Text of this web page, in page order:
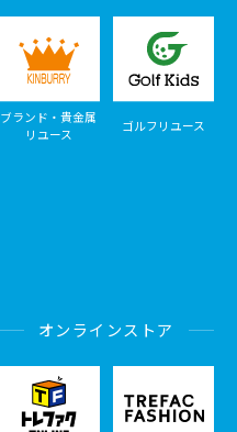
ブランド・貴金属
リユース
ゴルフリユース
オンラインストア